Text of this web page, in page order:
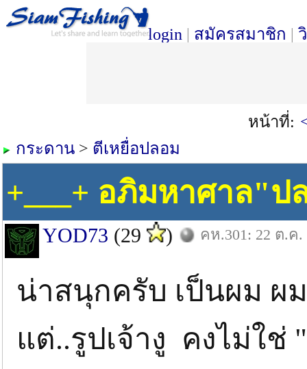
login | สมัครสมาชิก |
หน้าที่:
กระดาน > ตีเหยื่อปลอม
+___+ อภิมหาศาล"ป
YOD73 (29 ) คห.301: 22 ต.ค.
น่าสนุกครับ เป็นผม ผ
แต่..รูปเจ้างู คงไม่ใช่